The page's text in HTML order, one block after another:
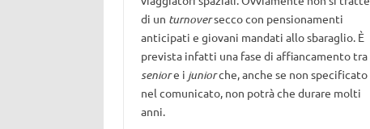
di un turnoversecco con pensionamenti
anticipati e giovani mandati allo sbaraglio. È
prevista infatti una fase di affiancamento tra
seniore i juniorche, anche se non specificato
nel comunicato, non potrà che durare molti
anni.